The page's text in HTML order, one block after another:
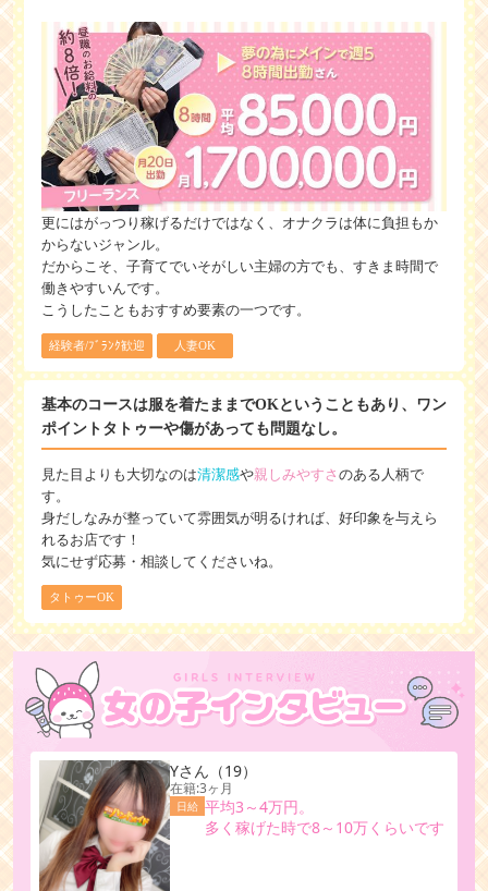
更にはがっつり稼げるだけではなく、オナクラは体に負担もか
からないジャンル。
だからこそ、子育てでいそがしい主婦の方でも、すきま時間で
働きやすいんです。
こうしたこともおすすめ要素の一つです。
経験者/ﾌﾞﾗﾝｸ歓迎 人妻OK
基本のコースは服を着たままでOKということもあり、ワン
ポイントタトゥーや傷があっても問題なし。
見た目よりも大切なのは清潔感や親しみやすさのある人柄で
す。
身だしなみが整っていて雰囲気が明るければ、好印象を与えら
れるお店です！
気にせず応募・相談してくださいね。
タトゥーOK
Yさん （19）
在籍:3ヶ月
日給 平均3～4万円。
多く稼げた時で8～10万くらいです